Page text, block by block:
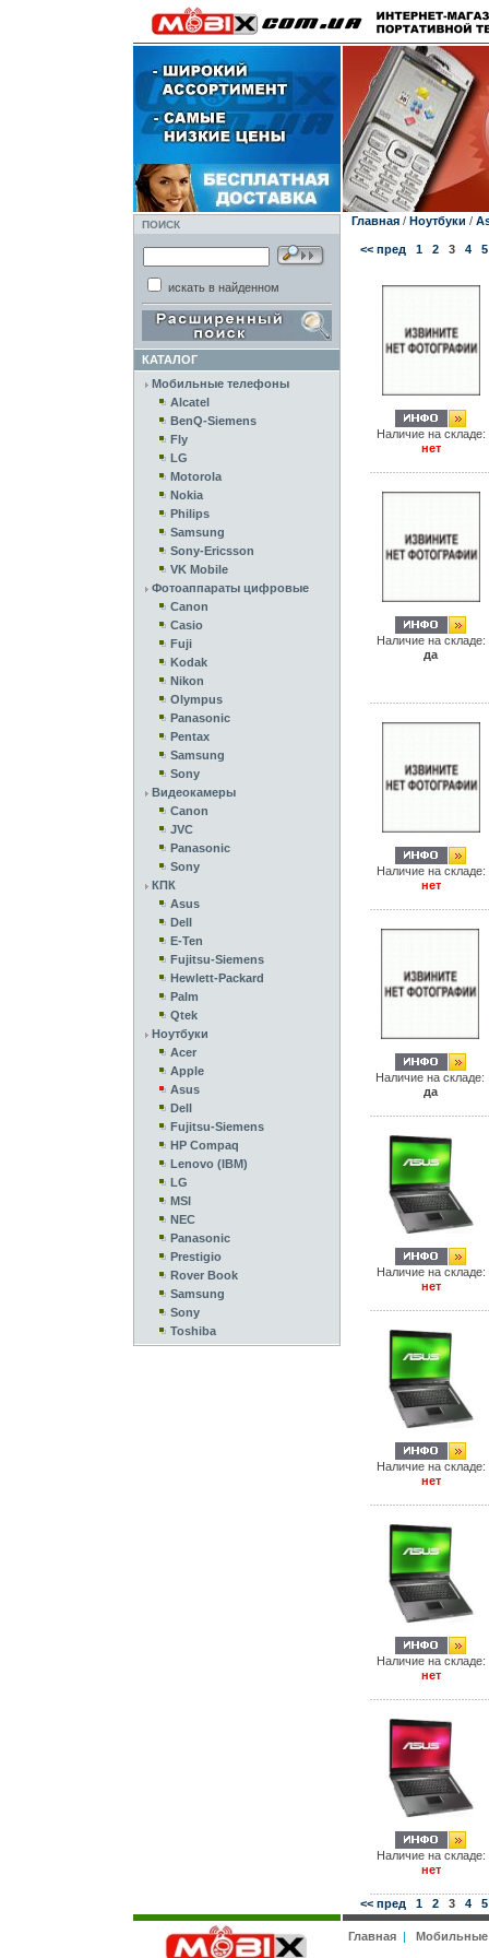
ПОИСК
искать в найденном
КАТАЛОГ
Мобильные телефоны
Alcatel
BenQ-Siemens
Fly
LG
Motorola
Nokia
Philips
Samsung
Sony-Ericsson
VK Mobile
Фотоаппараты цифровые
Canon
Casio
Fuji
Kodak
Nikon
Olympus
Panasonic
Pentax
Samsung
Sony
Видеокамеры
Canon
JVC
Panasonic
Sony
КПК
Asus
Dell
E-Ten
Fujitsu-Siemens
Hewlett-Packard
Palm
Qtek
Ноутбуки
Acer
Apple
Asus
Dell
Fujitsu-Siemens
HP Compaq
Lenovo (IBM)
LG
MSI
NEC
Panasonic
Prestigio
Rover Book
Samsung
Sony
Toshiba
Главная/ Ноутбуки /
<< пред 1 2 3 4 5
Наличие на складе:
нет
Наличие на складе:
да
Наличие на складе:
нет
Наличие на складе:
да
Наличие на складе:
нет
Наличие на складе:
нет
Наличие на складе:
нет
Наличие на складе:
нет
<< пред 1 2 3 4 5
Главная|